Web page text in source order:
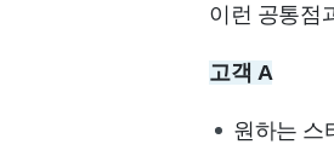
이런 공통점
고객 A
원하는 스